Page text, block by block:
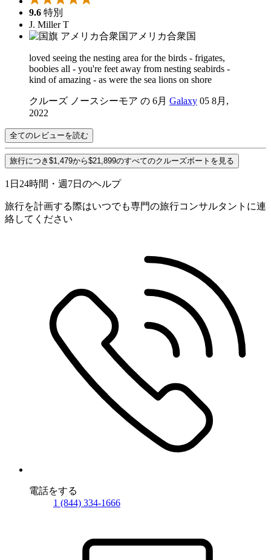
9.6 特別
J. Miller T
アメリカ合衆国
loved seeing the nesting area for the birds - frigates,
boobies all - you're feet away from nesting seabirds -
kind of amazing - as were the sea lions on shore
クルーズ ノースシーモア の 6月 Galaxy 05 8月,
2022
全てのレビューを読む
旅行につき$1,479から$21,899のすべてのクルーズボートを見る
1日24時間・週7日のヘルプ
旅行を計画する際はいつでも専門の旅行コンサルタントに連
絡してください
電話をする
1 (844) 334-1666